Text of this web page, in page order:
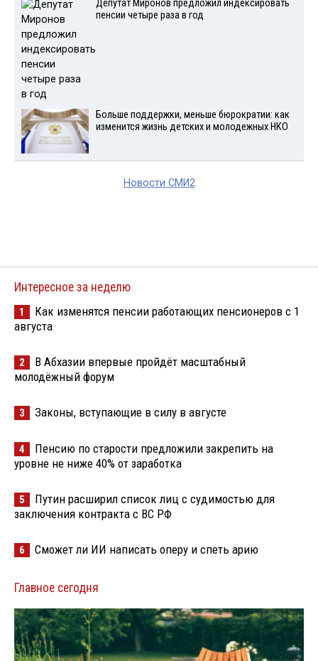
Депутат Миронов предложил индексировать
пенсии четыре раза в год
Больше поддержки, меньше бюрократии: как
изменится жизнь детских и молодежных НКО
Новости СМИ2
Интересное за неделю
1
Как изменятся пенсии работающих пенсионеров с 1
августа
2
В Абхазии впервые пройдёт масштабный
молодёжный форум
3 Законы, вступающие в силу в августе
4
Пенсию по старости предложили закрепить на
уровне не ниже 40% от заработка
5
Путин расширил список лиц с судимостью для
заключения контракта с ВС РФ
6 Сможет ли ИИ написать оперу и спеть арию
Главное сегодня